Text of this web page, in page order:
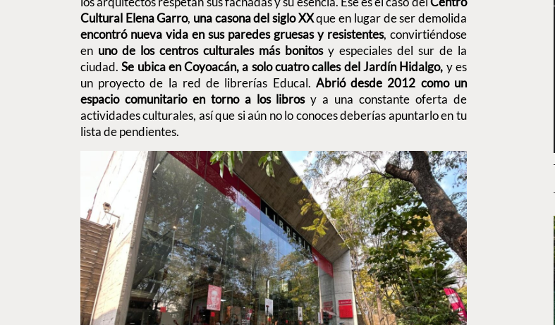
Cultural Elena Garro, una casona del siglo XXque en lugar de ser demolida
encontró nueva vida en sus paredes gruesas y resistentes, convirtiéndose
en uno de los centros culturales más bonitosy especiales del sur de la
ciudad. Se ubica en Coyoacán, a solo cuatro calles del Jardín Hidalgo, y es
un proyecto de la red de librerías Educal. Abrió desde 2012 como un
espacio comunitario en torno a los librosy a una constante oferta de
actividades culturales, así que si aún no lo conoces deberías apuntarlo en tu
lista de pendientes.